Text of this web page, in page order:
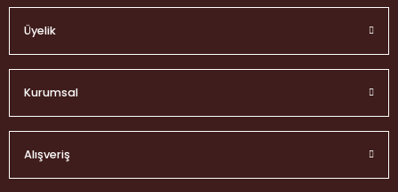
Üyelik
Kurumsal
Alışveriş